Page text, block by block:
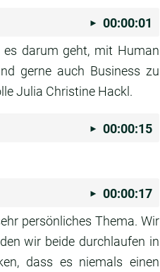
00:00:01
darum geht, mit Human
gerne auch Business zu
Julia Christine Hackl.
00:00:15
00:00:17
persönliches Thema. Wir
wir beide durchlaufen in
dass es niemals einen